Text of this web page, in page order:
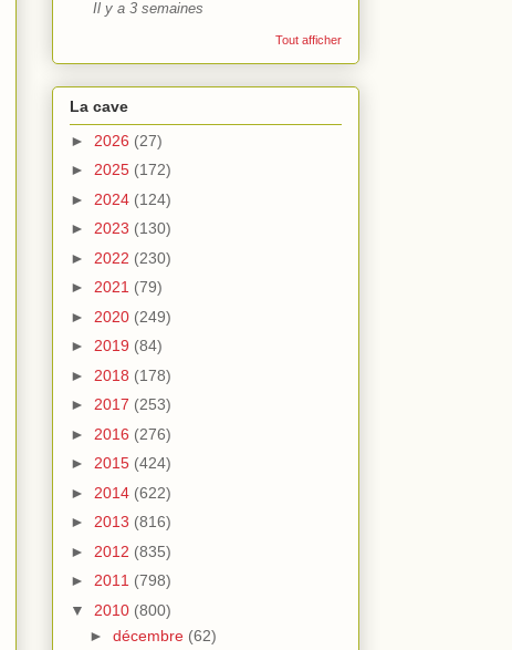
Il y a 3 semaines
Tout afficher
La cave
► 2026 (27)
► 2025 (172)
► 2024 (124)
► 2023 (130)
► 2022 (230)
► 2021 (79)
► 2020 (249)
► 2019 (84)
► 2018 (178)
► 2017 (253)
► 2016 (276)
► 2015 (424)
► 2014 (622)
► 2013 (816)
► 2012 (835)
► 2011 (798)
▼ 2010 (800)
► décembre (62)